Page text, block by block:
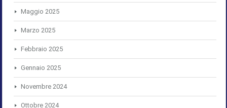
Maggio 2025
Marzo 2025
Febbraio 2025
Gennaio 2025
Novembre 2024
Ottobre 2024